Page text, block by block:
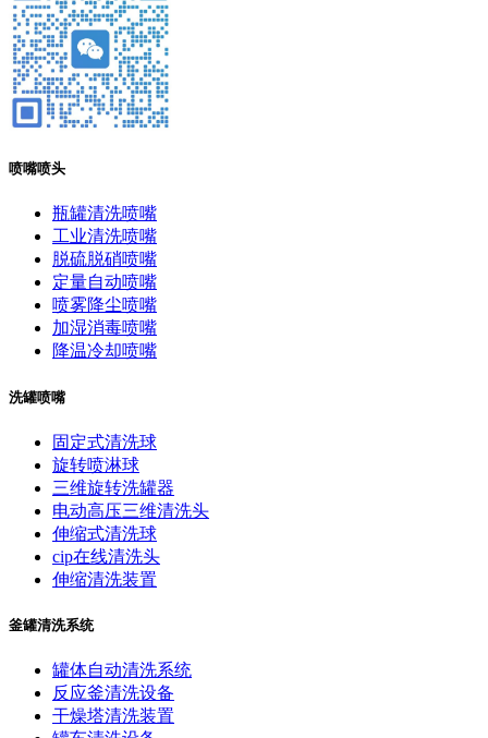
喷嘴喷头
瓶罐清洗喷嘴
工业清洗喷嘴
脱硫脱硝喷嘴
定量自动喷嘴
喷雾降尘喷嘴
加湿消毒喷嘴
降温冷却喷嘴
洗罐喷嘴
固定式清洗球
旋转喷淋球
三维旋转洗罐器
电动高压三维清洗头
伸缩式清洗球
cip在线清洗头
伸缩清洗装置
釜罐清洗系统
罐体自动清洗系统
反应釜清洗设备
干燥塔清洗装置